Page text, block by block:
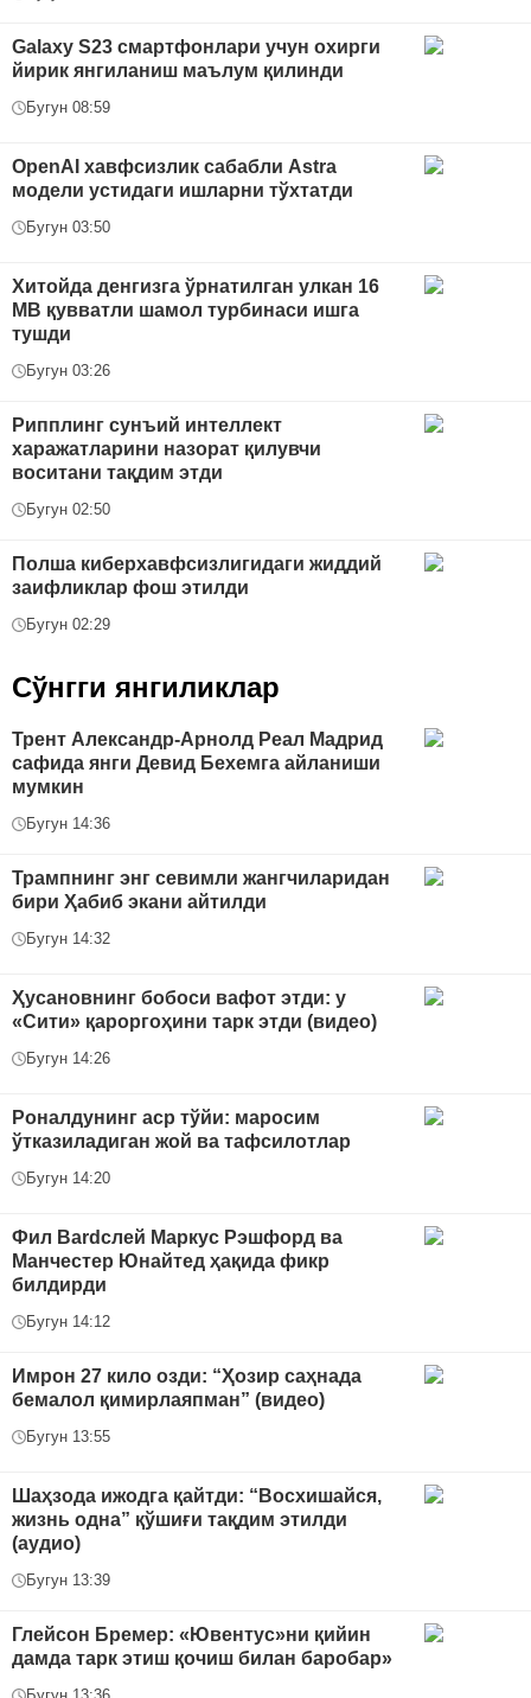
Galaxy S23 смартфонлари учун охирги
йирик янгиланиш маълум қилинди
Бугун 08:59
OpenAI хавфсизлик сабабли Astra
модели устидаги ишларни тўхтатди
Бугун 03:50
Хитойда денгизга ўрнатилган улкан 16
МВ қувватли шамол турбинаси ишга
тушди
Бугун 03:26
Рипплинг сунъий интеллект
харажатларини назорат қилувчи
воситани тақдим этди
Бугун 02:50
Полша киберхавфсизлигидаги жиддий
заифликлар фош этилди
Бугун 02:29
Сўнгги янгиликлар
Трент Александр-Арнолд Реал Мадрид
сафида янги Девид Бехемга айланиши
мумкин
Бугун 14:36
Трампнинг энг севимли жангчиларидан
бири Ҳабиб экани айтилди
Бугун 14:32
Ҳусановнинг бобоси вафот этди: у
«Сити» қароргоҳини тарк этди (видео)
Бугун 14:26
Роналдунинг аср тўйи: маросим
ўтказиладиган жой ва тафсилотлар
Бугун 14:20
Фил Bardслей Маркус Рэшфорд ва
Манчестер Юнайтед ҳақида фикр
билдирди
Бугун 14:12
Имрон 27 кило озди: “Ҳозир саҳнада
бемалол қимирлаяпман” (видео)
Бугун 13:55
Шаҳзода ижодга қайтди: “Восхишайся,
жизнь одна” қўшиғи тақдим этилди
(аудио)
Бугун 13:39
Глейсон Бремер: «Ювентус»ни қийин
дамда тарк этиш қочиш билан баробар»